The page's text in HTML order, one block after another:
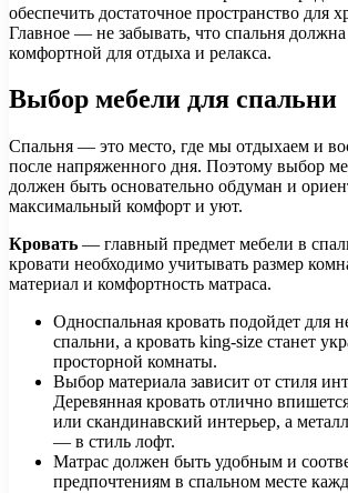
обеспечить достаточное пространство для
Главное — не забывать, что спальня
комфортной для отдыха и релакса.
Выбор мебели для спальни
Спальня — это место, где мы отдыхаем и
после напряженного дня. Поэтому выбор
должен быть основательно обдуман и
максимальный комфорт и уют.
Кровать — главный предмет мебели в
кровати необходимо учитывать размер
материал и комфортность матраса.
Односпальная кровать подойдет для
спальни, а кровать king-size станет
просторной комнаты.
Выбор материала зависит от стиля
Деревянная кровать отлично
или скандинавский интерьер, а
— в стиль лофт.
Матрас должен быть удобным и
предпочтениям в спальном месте